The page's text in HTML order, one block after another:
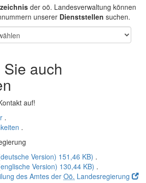
der oö. Landesverwaltung können
unserer Dienststellen suchen.
auch
auf!
.
.
Version) 151,46 KB) .
Version) 130,44 KB) .
des Amtes der Oö. Landesregierung